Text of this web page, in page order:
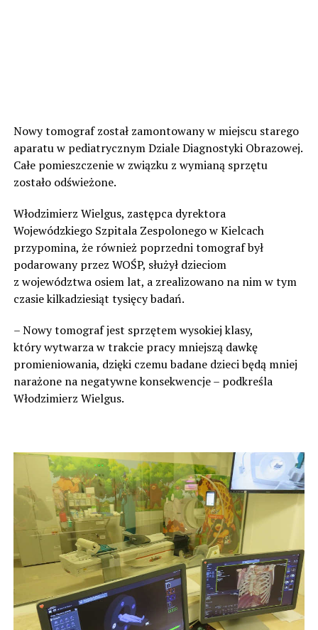
Nowy tomograf został zamontowany w miejscu starego
aparatu w pediatrycznym Dziale Diagnostyki Obrazowej.
Całe pomieszczenie w związku z wymianą sprzętu
zostało odświeżone.
Włodzimierz Wielgus, zastępca dyrektora
Wojewódzkiego Szpitala Zespolonego w Kielcach
przypomina, że również poprzedni tomograf był
podarowany przez WOŚP, służył dzieciom
z województwa osiem lat, a zrealizowano na nim w tym
czasie kilkadziesiąt tysięcy badań.
– Nowy tomograf jest sprzętem wysokiej klasy,
który wytwarza w trakcie pracy mniejszą dawkę
promieniowania, dzięki czemu badane dzieci będą mniej
narażone na negatywne konsekwencje – podkreśla
Włodzimierz Wielgus.